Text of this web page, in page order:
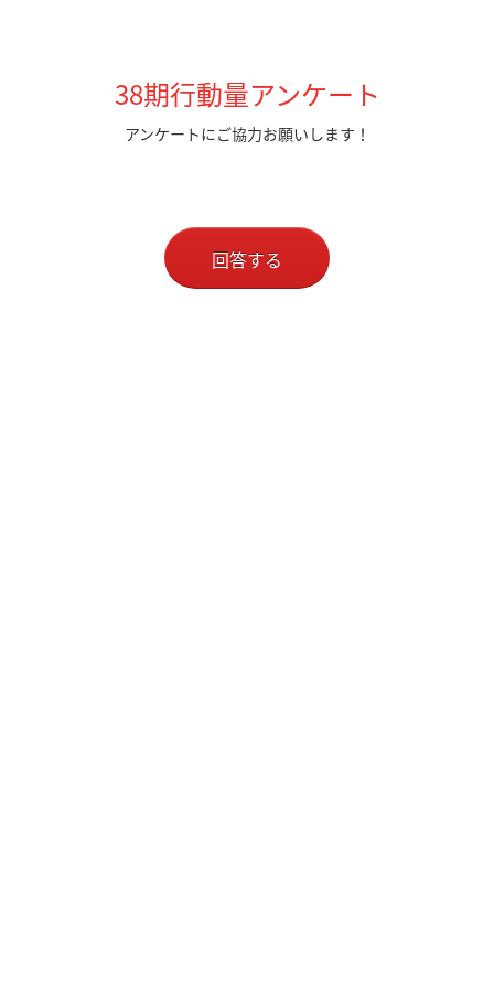
38期行動量アンケート
アンケートにご協力お願いします！
回答する